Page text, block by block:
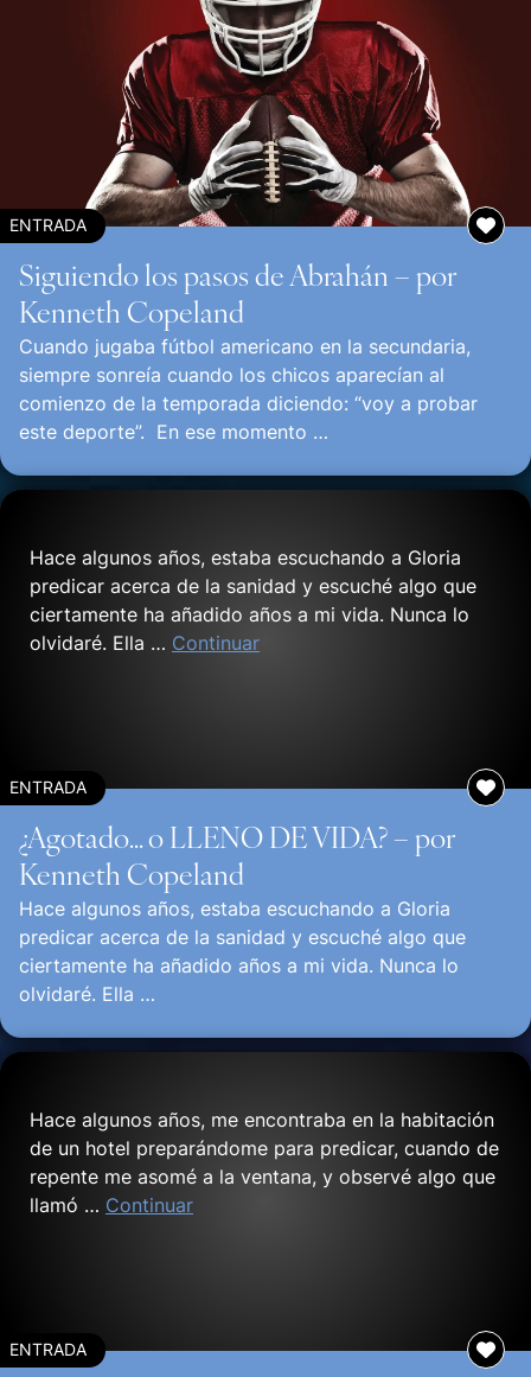
ENTRADA
Siguiendo los pasos de Abrahán – por
Kenneth Copeland
Cuando jugaba fútbol americano en la secundaria,
siempre sonreía cuando los chicos aparecían al
comienzo de la temporada diciendo: “voy a probar
este deporte”. En ese momento …
Hace algunos años, estaba escuchando a Gloria
predicar acerca de la sanidad y escuché algo que
ciertamente ha añadido años a mi vida. Nunca lo
olvidaré. Ella … Continuar
ENTRADA
¿Agotado… o LLENO DE VIDA? – por
Kenneth Copeland
Hace algunos años, estaba escuchando a Gloria
predicar acerca de la sanidad y escuché algo que
ciertamente ha añadido años a mi vida. Nunca lo
olvidaré. Ella …
Hace algunos años, me encontraba en la habitación
de un hotel preparándome para predicar, cuando de
repente me asomé a la ventana, y observé algo que
llamó … Continuar
ENTRADA